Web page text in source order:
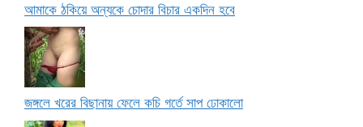
আমাকে ঠকিয়ে অন্যকে চোদার বিচার একদিন হবে
জঙ্গলে খরের বিছানায় ফেলে কচি গর্তে সাপ ঢোকালো